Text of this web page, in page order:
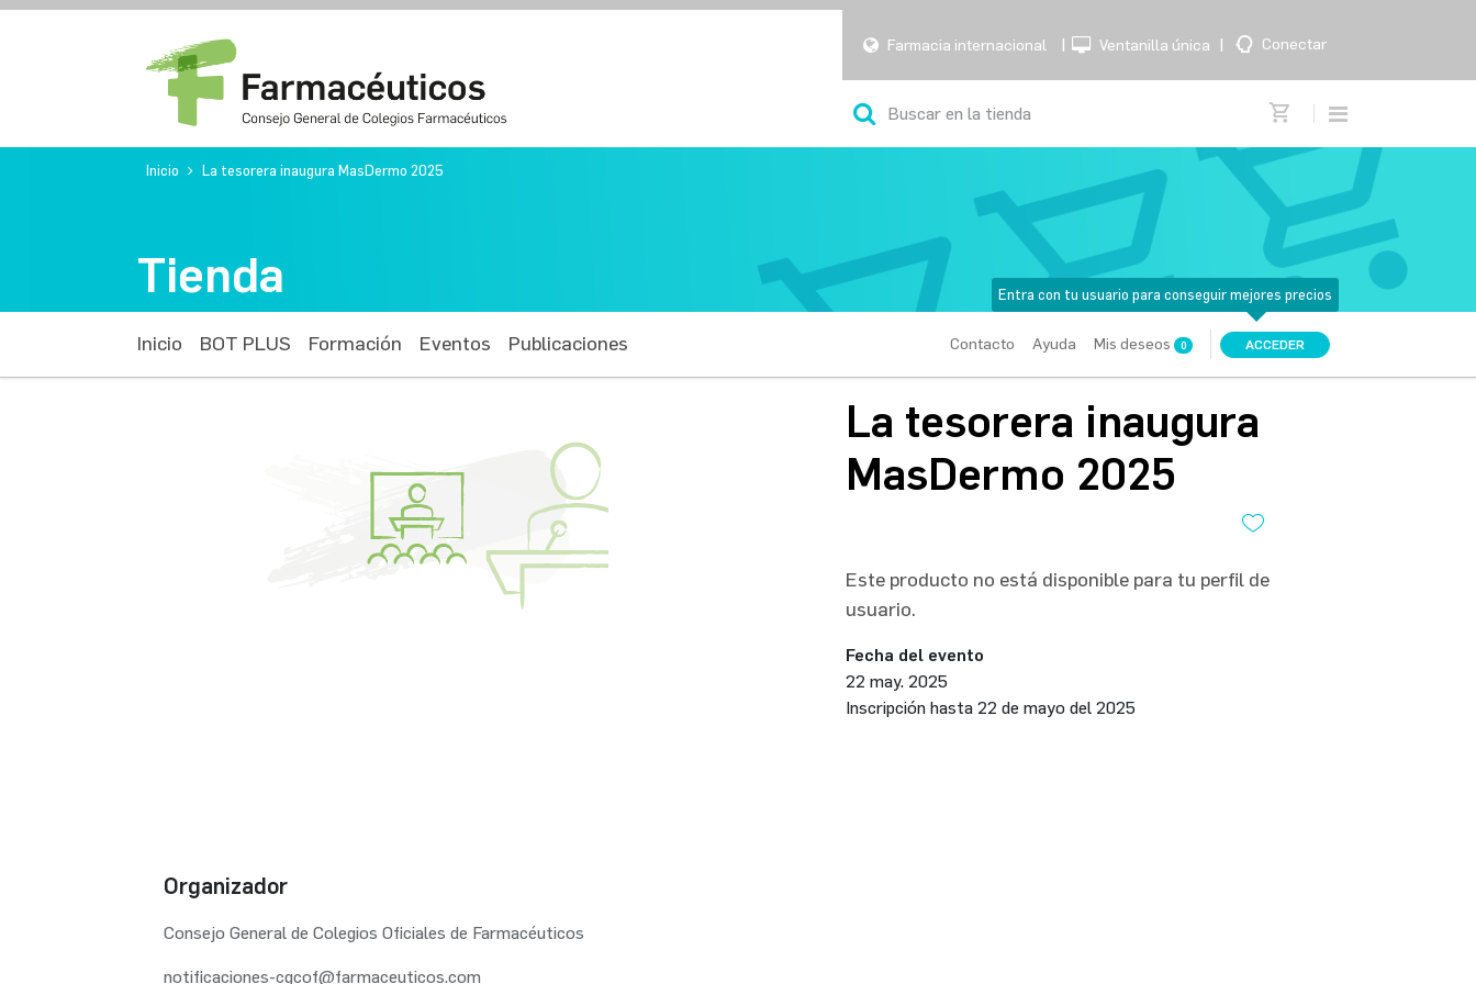
Farmacia internacional | Ventanilla única | Conectar
Inicio La tesorera inaugura MasDermo 2025
Tienda Entra con tu usuario para conseguir mejores precios
Inicio BOT PLUS Formación Eventos Publicaciones Contacto Ayuda Mis deseos 0 ACCEDER
La tesorera inaugura
MasDermo 2025
Este producto no está disponible para tu perfil de
usuario.
Fecha del evento
22 may. 2025
Inscripción hasta 22 de mayo del 2025
Organizador
Consejo General de Colegios Oficiales de Farmacéuticos
notificaciones-cgcof@farmaceuticos.com